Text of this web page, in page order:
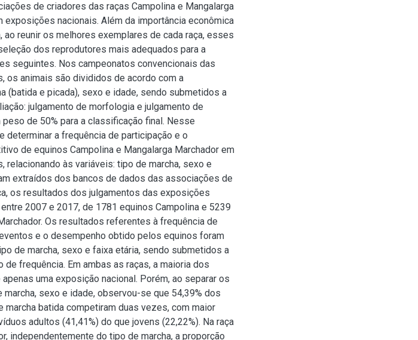
de criadores das raças Campolina e Mangalarga
exposições nacionais. Além da importância econômica
ao reunir os melhores exemplares de cada raça, esses
dos reprodutores mais adequados para a
seguintes. Nos campeonatos convencionais das
os animais são divididos de acordo com a
(batida e picada), sexo e idade, sendo submetidos a
julgamento de morfologia e julgamento de
peso de 50% para a classificação final. Nesse
determinar a frequência de participação e o
de equinos Campolina e Mangalarga Marchador em
relacionando às variáveis: tipo de marcha, sexo e
extraídos dos bancos de dados das associações de
os resultados dos julgamentos das exposições
2007 e 2017, de 1781 equinos Campolina e 5239
Os resultados referentes à frequência de
e o desempenho obtido pelos equinos foram
de marcha, sexo e faixa etária, sendo submetidos a
frequência. Em ambas as raças, a maioria dos
uma exposição nacional. Porém, ao separar os
sexo e idade, observou-se que 54,39% dos
marcha batida competiram duas vezes, com maior
adultos (41,41%) do que jovens (22,22%). Na raça
independentemente do tipo de marcha, a proporção